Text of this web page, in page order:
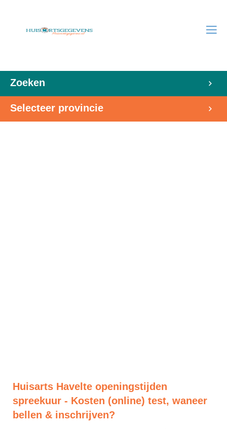
Zoeken
Selecteer provincie
Huisarts Havelte openingstijden
spreekuur - Kosten (online) test, waneer
bellen & inschrijven?